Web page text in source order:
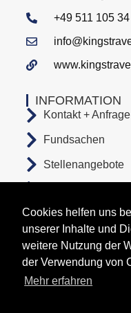
Cookies helfen uns
unserer Inhalte und
weitere Nutzung der
der Verwendung von
Mehr erfahren
Copyright All Rights
Unsere Abfahrtsorte
INFORMATION
Kontakt + Anfrage
Fundsachen
Stellenangebote
Datenschutz
+49 511 105